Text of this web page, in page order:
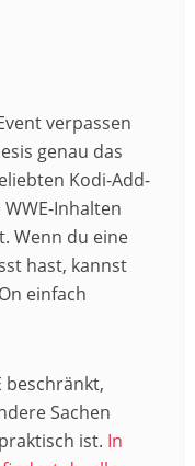
verpassen
genau das
Kodi-Add-
Inhalten
Wenn du eine
hast, kannst
einfach
beschränkt,
Sachen
ist. In